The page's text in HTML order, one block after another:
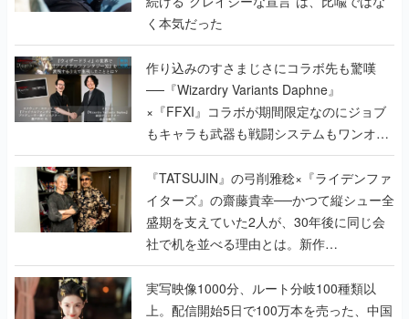
く本気だった
作り込みのすさまじさにコラボ先も驚嘆
──『Wizardry Variants Daphne』
×『FFXI』コラボが期間限定なのにジョブ
もキャラも武器も戦闘システムもワンオフ
で作り込まれた理由を両ディレクターに聞
く
『TATSUJIN』の弓削雅稔×『ライデンファ
イターズ』の齋藤貴幸──かつて縦シュー全
盛期を支えていた2人が、30年後に同じ会
社で机を並べる理由とは。新作
『TATSUJIN EXTREME』で初タッグを組
んだレジェンド2人に訊く開発秘話
実写映像1000分、ルート分岐100種類以
上。配信開始5日で100万本を売った、中国